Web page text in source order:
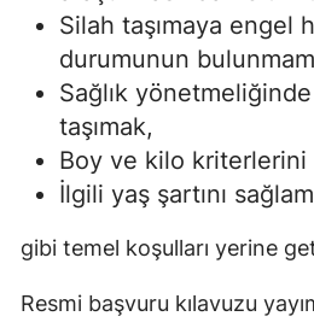
Silah taşımaya engel
durumunun
Sağlık
taşımak,
Boy ve kilo kriterlerini
İlgili yaş şartını
gibi temel koşulları yerine
Resmi başvuru kılavuzu